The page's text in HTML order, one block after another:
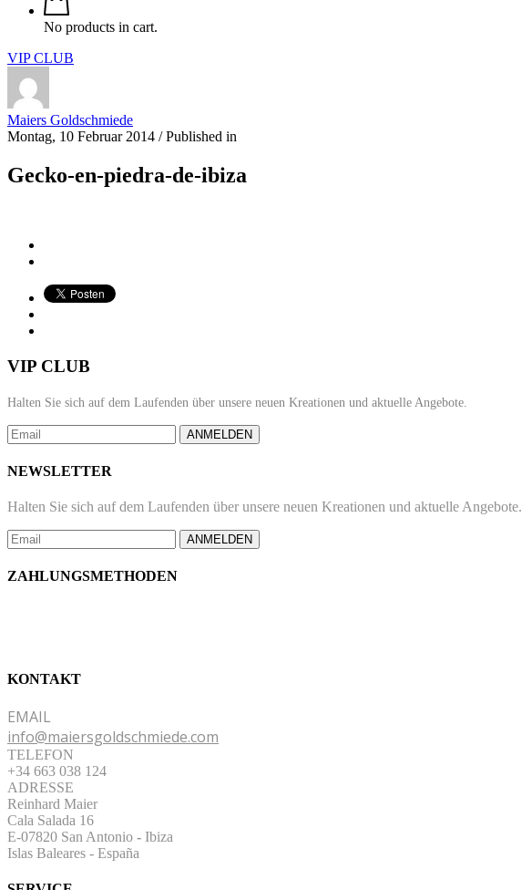
No products in cart.
VIP CLUB
Maiers Goldschmiede
Montag, 10 Februar 2014 /Published in
Gecko-en-piedra-de-ibiza
VIP CLUB
Halten Sie sich auf dem Laufenden über unsere neuen Kreationen und aktuelle Angebote.
ANMELDEN
NEWSLETTER
Halten Sie sich auf dem Laufenden über unsere neuen Kreationen und aktuelle Angebote.
ANMELDEN
ZAHLUNGSMETHODEN
KONTAKT
EMAIL
info@maiersgoldschmiede.com
TELEFON
+34 663 038 124
ADRESSE
Reinhard Maier
Cala Salada 16
E-07820 San Antonio - Ibiza
Islas Baleares - España